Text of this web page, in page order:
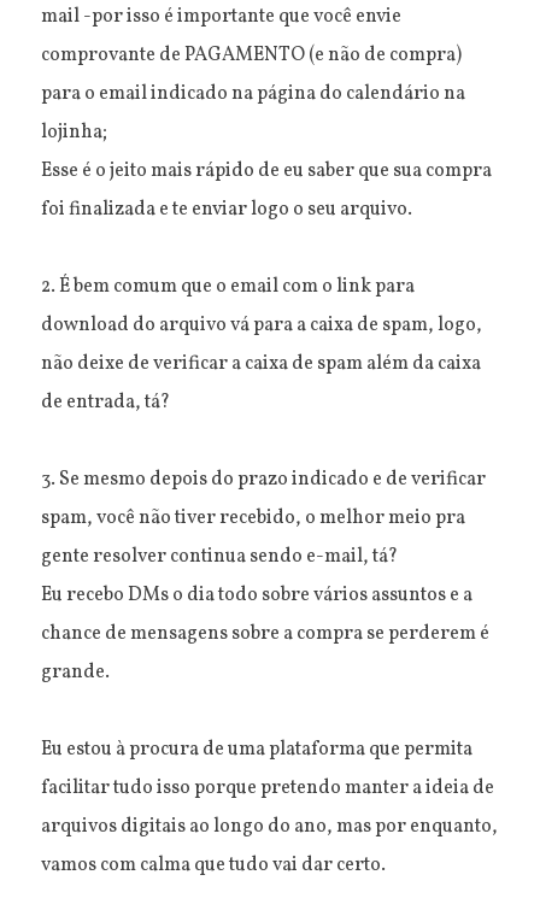
mail -por isso é importante que você envie
comprovante de PAGAMENTO (e não de compra)
para o email indicado na página do calendário na
lojinha;
Esse é o jeito mais rápido de eu saber que sua compra
foi finalizada e te enviar logo o seu arquivo.
2. É bem comum que o email com o link para
download do arquivo vá para a caixa de spam, logo,
não deixe de verificar a caixa de spam além da caixa
de entrada, tá?
3. Se mesmo depois do prazo indicado e de verificar
spam, você não tiver recebido, o melhor meio pra
gente resolver continua sendo e-mail, tá?
Eu recebo DMs o dia todo sobre vários assuntos e a
chance de mensagens sobre a compra se perderem é
grande.
Eu estou à procura de uma plataforma que permita
facilitar tudo isso porque pretendo manter a ideia de
arquivos digitais ao longo do ano, mas por enquanto,
vamos com calma que tudo vai dar certo.